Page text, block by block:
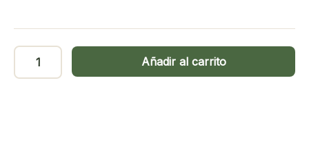
B
COMPLEX
Añadir al carrito